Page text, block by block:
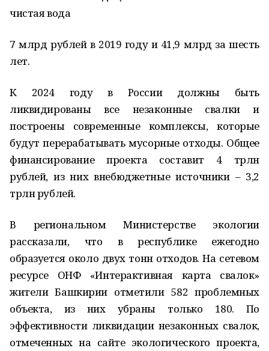
чистая вода
7 млрд рублей в 2019 году и 41,9 млрд за шесть
лет.
К 2024 году в России должны быть
ликвидированы все незаконные свалки и
построены современные комплексы, которые
будут перерабатывать мусорные отходы. Общее
финансирование проекта составит 4 трлн
рублей, из них внебюджетные источники – 3,2
трлн рублей.
В региональном Министерстве экологии
рассказали, что в республике ежегодно
образуется около двух тонн отходов. На сетевом
ресурсе ОНФ «Интерактивная карта свалок»
жители Башкирии отметили 582 проблемных
объекта, из них убраны только 180. По
эффективности ликвидации незаконных свалок,
отмеченных на сайте экологического проекта,